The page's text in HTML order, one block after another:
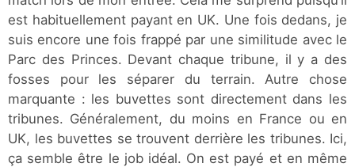
est habituellement payant en UK. Une fois dedans, je
suis encore une fois frappé par une similitude avec le
Parc des Princes. Devant chaque tribune, il y a des
fosses pour les séparer du terrain. Autre chose
marquante : les buvettes sont directement dans les
tribunes. Généralement, du moins en France ou en
UK, les buvettes se trouvent derrière les tribunes. Ici,
ça semble être le job idéal. On est payé et en même